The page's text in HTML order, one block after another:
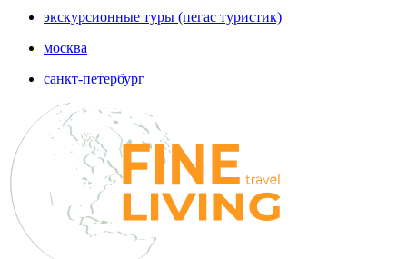
экскурсионные туры (пегас туристик)
москва
санкт-петербург